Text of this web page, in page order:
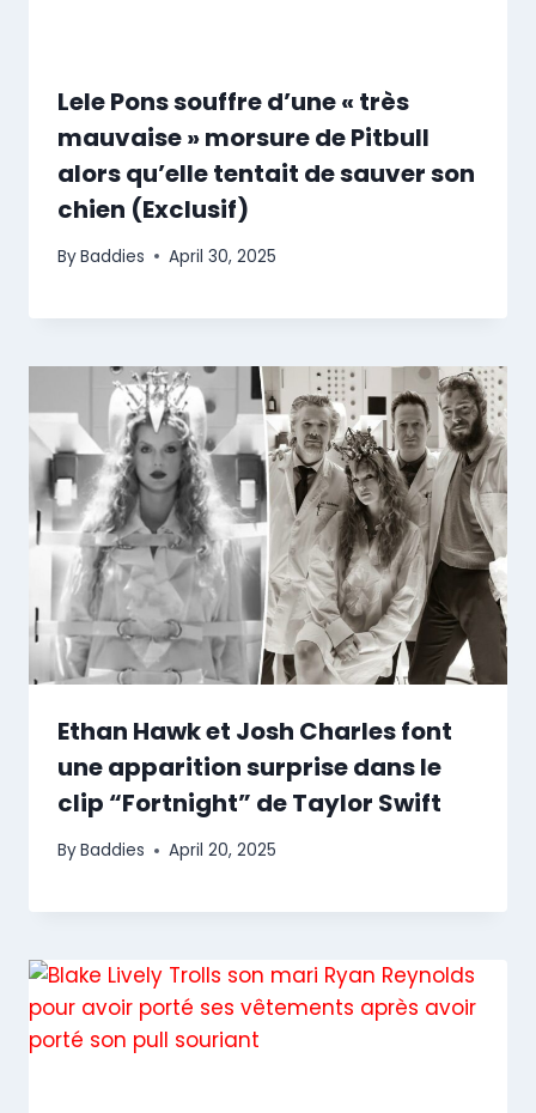
Lele Pons souffre d’une « très
mauvaise » morsure de Pitbull
alors qu’elle tentait de sauver son
chien (Exclusif)
ByBaddies April 30, 2025
Ethan Hawk et Josh Charles font
une apparition surprise dans le
clip “Fortnight” de Taylor Swift
ByBaddies April 20, 2025